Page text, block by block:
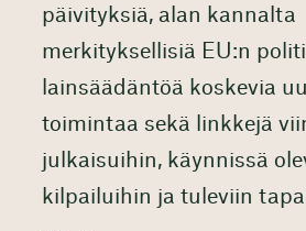
päivityksiä, alan kannalta
merkityksellisiä EU:n
lainsäädäntöä koskevia
toimintaa sekä linkkejä
julkaisuihin, käynnissä
kilpailuihin ja tuleviin